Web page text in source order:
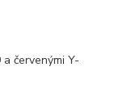
červenými Y-